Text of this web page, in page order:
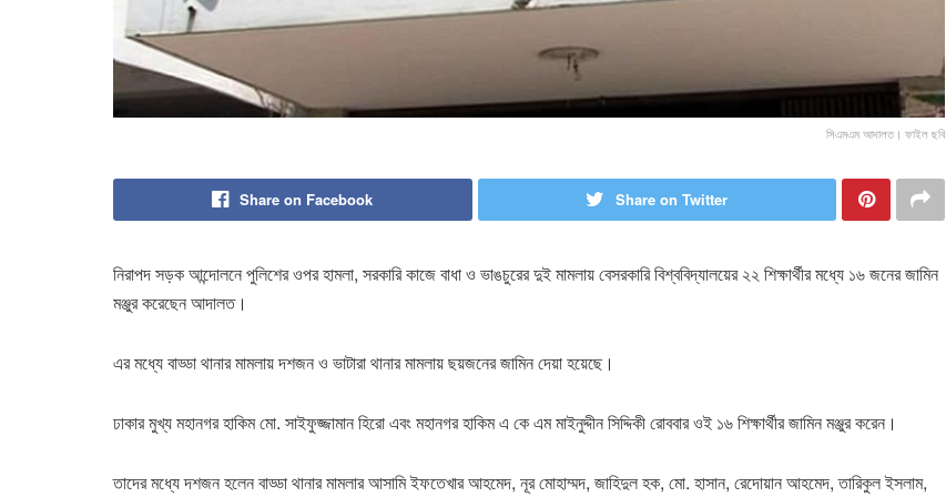
সিএমএম আদালত। ফাইল ছবি
Share on Facebook Share on Twitter
নিরাপদ সড়ক আন্দোলনে পুলিশের ওপর হামলা, সরকারি কাজে বাধা ও ভাঙচুরের দুই মামলায় বেসরকারি বিশ্ববিদ্যালয়ের ২২ শিক্ষার্থীর মধ্যে ১৬ জনের জামিন
মঞ্জুর করেছেন আদালত।
এর মধ্যে বাড্ডা থানার মামলায় দশজন ও ভাটারা থানার মামলায় ছয়জনের জামিন দেয়া হয়েছে।
ঢাকার মুখ্য মহানগর হাকিম মো. সাইফুজ্জামান হিরো এবং মহানগর হাকিম এ কে এম মাইনুদ্দীন সিদ্দিকী রোববার ওই ১৬ শিক্ষার্থীর জামিন মঞ্জুর করেন।
তাদের মধ্যে দশজন হলেন বাড্ডা থানার মামলার আসামি ইফতেখার আহমেদ, নূর মোহাম্মদ, জাহিদুল হক, মো. হাসান, রেদোয়ান আহমেদ, তারিকুল ইসলাম,